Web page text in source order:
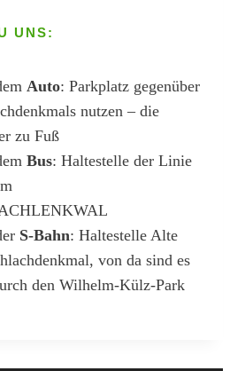
UNS:
Auto: Parkplatz gegenüber
nutzen – die
zu Fuß
Bus: Haltestelle der Linie
S-Bahn: Haltestelle Alte
von da sind es
den Wilhelm-Külz-Park